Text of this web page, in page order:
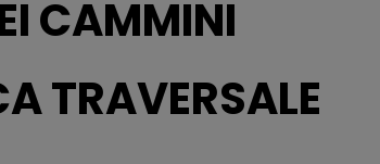
CAMMINI
TRAVERSALE